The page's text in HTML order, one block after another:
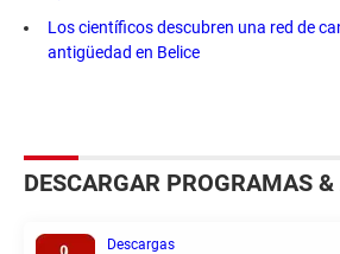
Los científicos descubren una red de
antigüedad en Belice
DESCARGAR PROGRAMAS
Descargas